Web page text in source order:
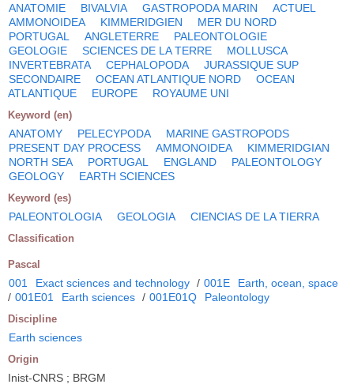
ANATOMIE BIVALVIA GASTROPODA MARIN
ACTUEL
AMMONOIDEA
KIMMERIDGIEN
MER DU NORD
PORTUGAL
ANGLETERRE
PALEONTOLOGIE
GEOLOGIE
SCIENCES DE LA TERRE
MOLLUSCA
INVERTEBRATA
CEPHALOPODA
JURASSIQUE SUP
SECONDAIRE
OCEAN ATLANTIQUE NORD
OCEAN
ATLANTIQUE
EUROPE ROYAUME UNI
Keyword (en)
ANATOMY PELECYPODA
MARINE GASTROPODS
PRESENT DAY PROCESS
AMMONOIDEA
KIMMERIDGIAN
NORTH SEA
PORTUGAL ENGLAND
PALEONTOLOGY
GEOLOGY
EARTH SCIENCES
Keyword (es)
PALEONTOLOGIA GEOLOGIA CIENCIAS DE LA TIERRA
Classification
Pascal
001 Exact sciences and technology / 001E
Earth, ocean, space
/ 001E01 Earth sciences / 001E01Q Paleontology
Discipline
Earth sciences
Origin
Inist-CNRS ; BRGM